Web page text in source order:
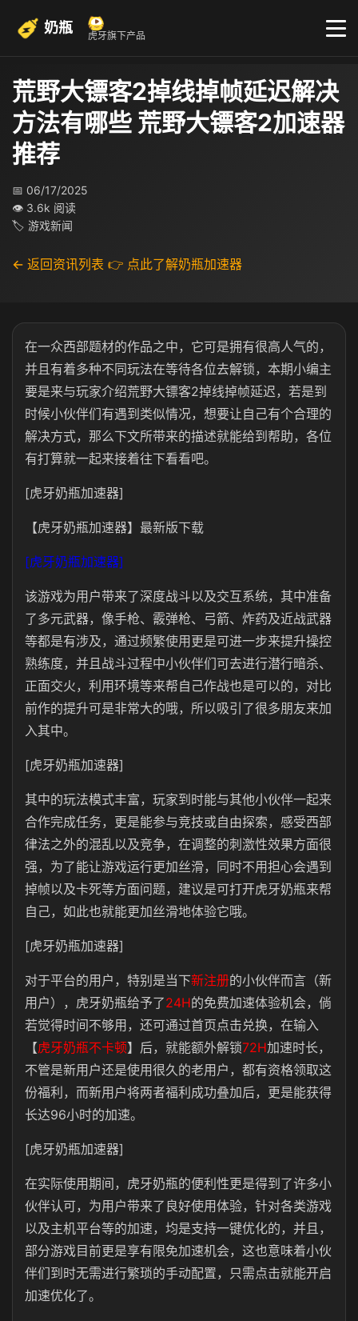
奶瓶 虎牙旗下产品
荒野大镖客2掉线掉帧延迟解决
方法有哪些 荒野大镖客2加速器
推荐
📅 06/17/2025
👁 3.6k 阅读
🏷 游戏新闻
← 返回资讯列表 👉 点此了解奶瓶加速器
在一众西部题材的作品之中，它可是拥有很高人气的，
并且有着多种不同玩法在等待各位去解锁，本期小编主
要是来与玩家介绍荒野大镖客2掉线掉帧延迟，若是到
时候小伙伴们有遇到类似情况，想要让自己有个合理的
解决方式，那么下文所带来的描述就能给到帮助，各位
有打算就一起来接着往下看看吧。
[虎牙奶瓶加速器]
【虎牙奶瓶加速器】最新版下载
[虎牙奶瓶加速器]
该游戏为用户带来了深度战斗以及交互系统，其中准备
了多元武器，像手枪、霰弹枪、弓箭、炸药及近战武器
等都是有涉及，通过频繁使用更是可进一步来提升操控
熟练度，并且战斗过程中小伙伴们可去进行潜行暗杀、
正面交火，利用环境等来帮自己作战也是可以的，对比
前作的提升可是非常大的哦，所以吸引了很多朋友来加
入其中。
[虎牙奶瓶加速器]
其中的玩法模式丰富，玩家到时能与其他小伙伴一起来
合作完成任务，更是能参与竞技或自由探索，感受西部
律法之外的混乱以及竞争，在调整的刺激性效果方面很
强，为了能让游戏运行更加丝滑，同时不用担心会遇到
掉帧以及卡死等方面问题，建议是可打开虎牙奶瓶来帮
自己，如此也就能更加丝滑地体验它哦。
[虎牙奶瓶加速器]
对于平台的用户，特别是当下新注册的小伙伴而言（新
用户），虎牙奶瓶给予了24H的免费加速体验机会，倘
若觉得时间不够用，还可通过首页点击兑换，在输入
【虎牙奶瓶不卡顿】后，就能额外解锁72H加速时长，
不管是新用户还是使用很久的老用户，都有资格领取这
份福利，而新用户将两者福利成功叠加后，更是能获得
长达96小时的加速。
[虎牙奶瓶加速器]
在实际使用期间，虎牙奶瓶的便利性更是得到了许多小
伙伴认可，为用户带来了良好使用体验，针对各类游戏
以及主机平台等的加速，均是支持一键优化的，并且，
部分游戏目前更是享有限免加速机会，这也意味着小伙
伴们到时无需进行繁琐的手动配置，只需点击就能开启
加速优化了。